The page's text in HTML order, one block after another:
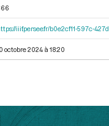
iiif.persee.fr/b0e2cf11-597c-
octobre 2024 à 18:20